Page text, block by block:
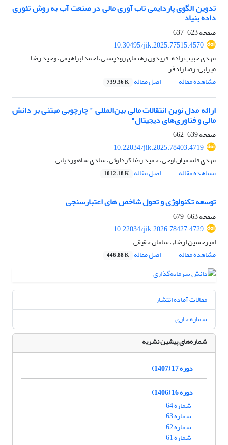
تدوین الگوی پاردایمی تاب آوری مالی در صنعت آب به روش تئوری
داده بنیاد
صفحه623-637
10.30495/jik.2025.77515.4570
مهدی حبیب زاده، فریدون رهنمای رودپشتی، احمد ابراهیمی، وحید رضا
میرابی، رضا رادفر
مشاهده مقاله
اصل مقاله 739.36 K
ارائه مدل نوین انتقالات مالی بین‌المللی " چارچوبی مبتنی بر دانش
مالی و فناوری‌های دیجیتال"
صفحه639-662
10.22034/jik.2025.78403.4719
مهدی قاسمیان اوجی، حمید رضا کردلوئی، شادی شاهوردیانی
مشاهده مقاله
اصل مقاله 1012.18 K
توسعه تکنولوژی و تحول شاخص های اعتبارسنجی
صفحه663-679
10.22034/jik.2026.78427.4729
امیرحسین ارضاء، سامان حقیقی
مشاهده مقاله
اصل مقاله 446.88 K
مقالات آماده انتشار
شماره جاری
شماره‌های پیشین نشریه
دوره 17 (1407)
دوره 16 (1406)
شماره 64
شماره 63
شماره 62
شماره 61